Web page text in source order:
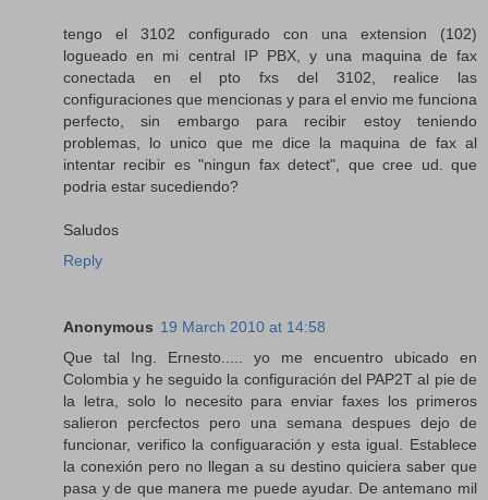
tengo el 3102 configurado con una extension (102)
logueado en mi central IP PBX, y una maquina de fax
conectada en el pto fxs del 3102, realice las
configuraciones que mencionas y para el envio me funciona
perfecto, sin embargo para recibir estoy teniendo
problemas, lo unico que me dice la maquina de fax al
intentar recibir es "ningun fax detect", que cree ud. que
podria estar sucediendo?
Saludos
Reply
Anonymous 19 March 2010 at 14:58
Que tal Ing. Ernesto..... yo me encuentro ubicado en
Colombia y he seguido la configuración del PAP2T al pie de
la letra, solo lo necesito para enviar faxes los primeros
salieron percfectos pero una semana despues dejo de
funcionar, verifico la configuaración y esta igual. Establece
la conexión pero no llegan a su destino quiciera saber que
pasa y de que manera me puede ayudar. De antemano mil